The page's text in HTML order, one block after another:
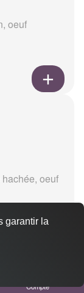
oeuf
oeuf
Compte
garantir la